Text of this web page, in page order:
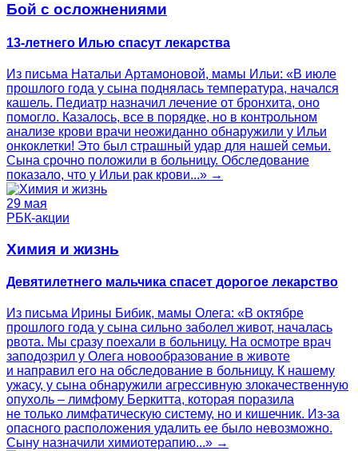
Бой с осложнениями
13-летнего Илью спасут лекарства
Из письма Натальи Артамоновой, мамы Ильи: «В июле
прошлого года у сына поднялась температура, начался
кашель. Педиатр назначил лечение от бронхита, оно
помогло. Казалось, все в порядке, но в контрольном
анализе крови врачи неожиданно обнаружили у Ильи
онкоклетки! Это был страшный удар для нашей семьи.
Сына срочно положили в больницу. Обследование
показало, что у Ильи рак крови...» →
29 мая
РБК-акции
Химия и жизнь
Девятилетнего мальчика спасет дорогое лекарство
Из письма Ирины Бибик, мамы Олега: «В октябре
прошлого года у сына сильно заболел живот, началась
рвота. Мы сразу поехали в больницу. На осмотре врач
заподозрил у Олега новообразование в животе
и направил его на обследование в больницу. К нашему
ужасу, у сына обнаружили агрессивную злокачественную
опухоль – лимфому Беркитта, которая поразила
не только лимфатическую систему, но и кишечник. Из-за
опасного расположения удалить ее было невозможно.
Сыну назначили химиотерапию...» →